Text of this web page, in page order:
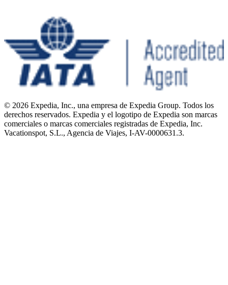
© 2026 Expedia, Inc., una empresa de Expedia Group. Todos los
derechos reservados. Expedia y el logotipo de Expedia son marcas
comerciales o marcas comerciales registradas de Expedia, Inc.
Vacationspot, S.L., Agencia de Viajes, I-AV-0000631.3.